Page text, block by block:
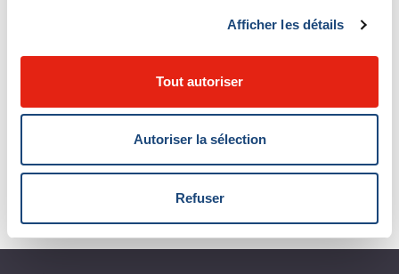
Afficher les détails
Tout autoriser
Autoriser la sélection
Refuser
Des chercheurs dans le domaine des tumeurs cérébrales